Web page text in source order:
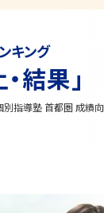
キング
結果」
指導塾 首都圏 成績